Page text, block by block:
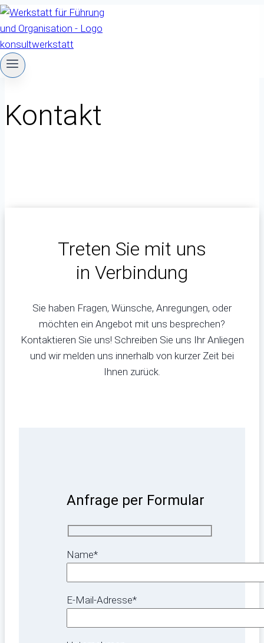
Zum
Inhalt
springen
Kontakt
Treten Sie mit uns
in Verbindung
Sie haben Fragen, Wünsche, Anregungen, oder
möchten ein Angebot mit uns besprechen?
Kontaktieren Sie uns! Schreiben Sie uns Ihr Anliegen
und wir melden uns innerhalb von kurzer Zeit bei
Ihnen zurück.
Anfrage per Formular
Name*
E-Mail-Adresse*